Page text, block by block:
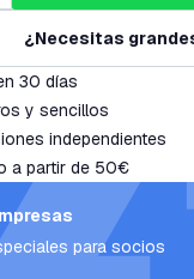
¿Necesitas
30 días
y sencillos
independientes
a partir de 50€
para socios